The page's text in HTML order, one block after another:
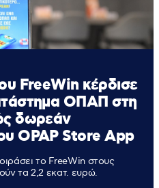
FreeWin κέρδισε
ΟΠΑΠ στη
δωρεάν
OPAP Store App
το FreeWin στους
τα 2,2 εκατ. ευρώ.